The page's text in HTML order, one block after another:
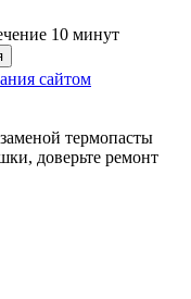
10 минут
сайтом
термопасты
доверьте ремонт